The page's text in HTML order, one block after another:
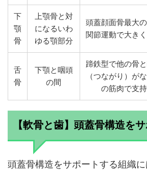
下
顎
骨
上顎骨と対
になるいわ
ゆる顎部分
頭蓋顔面骨最大
関節運動で大きく
舌
骨
下顎と咽頭
の間
蹄鉄型で他の骨
（つながり）が
の筋肉で支持
【軟骨と歯】頭蓋骨構造を
頭蓋骨構造をサポートする組織